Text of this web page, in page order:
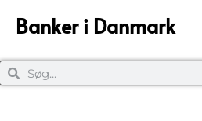
Banker i Danmark